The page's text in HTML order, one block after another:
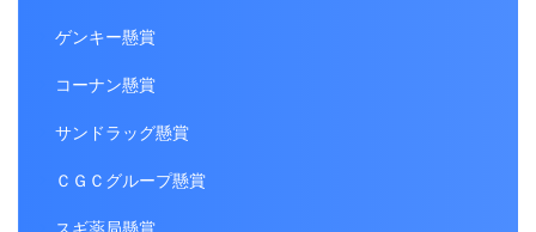
ゲンキー懸賞
コーナン懸賞
サンドラッグ懸賞
ＣＧＣグループ懸賞
スギ薬局懸賞